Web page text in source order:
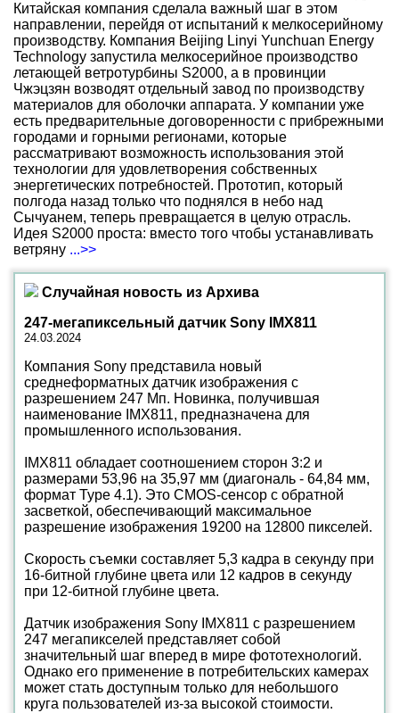
Китайская компания сделала важный шаг в этом
направлении, перейдя от испытаний к мелкосерийному
производству. Компания Beijing Linyi Yunchuan Energy
Technology запустила мелкосерийное производство
летающей ветротурбины S2000, а в провинции
Чжэцзян возводят отдельный завод по производству
материалов для оболочки аппарата. У компании уже
есть предварительные договоренности с прибрежными
городами и горными регионами, которые
рассматривают возможность использования этой
технологии для удовлетворения собственных
энергетических потребностей. Прототип, который
полгода назад только что поднялся в небо над
Сычуанем, теперь превращается в целую отрасль.
Идея S2000 проста: вместо того чтобы устанавливать
ветряну ...>>
Случайная новость из Архива
247-мегапиксельный датчик Sony IMX811
24.03.2024
Компания Sony представила новый
среднеформатных датчик изображения с
разрешением 247 Мп. Новинка, получившая
наименование IMX811, предназначена для
промышленного использования.
IMX811 обладает соотношением сторон 3:2 и
размерами 53,96 на 35,97 мм (диагональ - 64,84 мм,
формат Type 4.1). Это CMOS-сенсор с обратной
засветкой, обеспечивающий максимальное
разрешение изображения 19200 на 12800 пикселей.
Скорость съемки составляет 5,3 кадра в секунду при
16-битной глубине цвета или 12 кадров в секунду
при 12-битной глубине цвета.
Датчик изображения Sony IMX811 с разрешением
247 мегапикселей представляет собой
значительный шаг вперед в мире фототехнологий.
Однако его применение в потребительских камерах
может стать доступным только для небольшого
круга пользователей из-за высокой стоимости.